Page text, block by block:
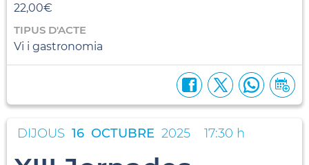
22,00€
TIPUS D'ACTE
Vi i gastronomia
DIJOUS 16 OCTUBRE 2025 17:30 h